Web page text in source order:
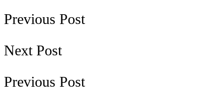
Previous Post
Next Post
Previous Post